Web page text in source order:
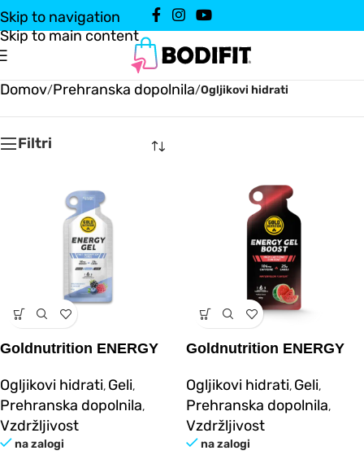
Skip to navigation
Skip to main content
Domov/Prehranska dopolnila/Ogljikovi hidrati
Filtri
Goldnutrition ENERGY
Ogljikovi hidrati, Geli,
Prehranska dopolnila,
Vzdržljivost
na zalogi
Goldnutrition ENERGY
Ogljikovi hidrati, Geli,
Prehranska dopolnila,
Vzdržljivost
na zalogi